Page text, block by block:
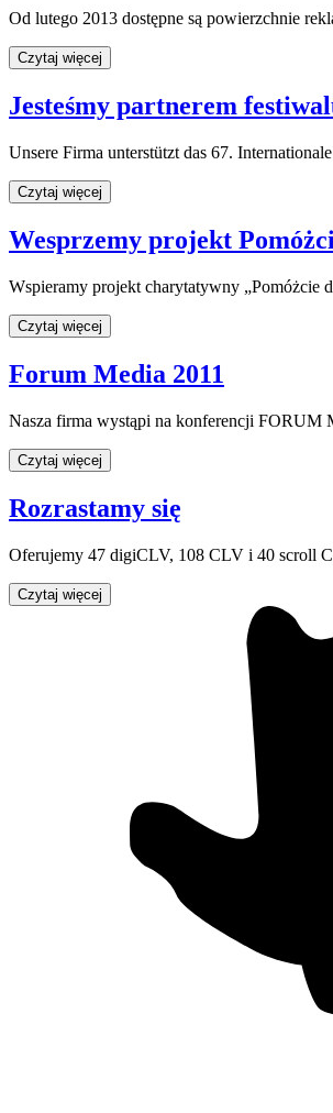
Od lutego 2013 dostępne są powierzchnie
Czytaj więcej
Jesteśmy partnerem
Unsere Firma unterstützt das 67.
Czytaj więcej
Wesprzemy projekt
Wspieramy projekt charytatywny „Pomóżcie
Czytaj więcej
Forum Media 2011
Nasza firma wystąpi na konferencji FORUM
Czytaj więcej
Rozrastamy się
Oferujemy 47 digiCLV, 108 CLV i 40 scroll
Czytaj więcej